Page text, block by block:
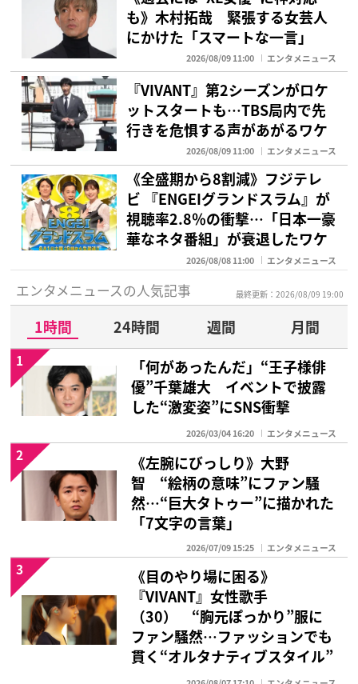
も》木村拓哉 緊張する女芸人
にかけた「スマートな一言」
2026/08/09 11:00 エンタメニュース
『VIVANT』第2シーズンがロケ
ットスタートも…TBS局内で先
行きを危惧する声があがるワケ
2026/08/09 11:00 エンタメニュース
《全盛期から8割減》フジテレ
ビ 『ENGEIグランドスラム』が
視聴率2.8％の衝撃…「日本一豪
華なネタ番組」が衰退したワケ
2026/08/08 11:00 エンタメニュース
エンタメニュースの人気記事 最終更新：2026/08/09 19:00
1時間 24時間 週間
月間
「何があったんだ」“王子様俳
優”千葉雄大 イベントで披露
した“激変姿”にSNS衝撃
2026/03/04 16:20 エンタメニュース
1
《左腕にびっしり》大野
智 “絵柄の意味”にファン騒
然…“巨大タトゥー”に描かれた
「7文字の言葉」
2026/07/09 15:25 エンタメニュース
2
《目のやり場に困る》
『VIVANT』女性歌手
（30） “胸元ぽっかり”服に
ファン騒然…ファッションでも
貫く“オルタナティブスタイル”
3